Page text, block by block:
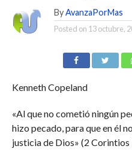
By AvanzaPorMas
Posted on 13 octubre,
Kenneth Copeland
«Al que no cometió ningún
hizo pecado, para que en él
justicia de Dios» (2 Corintios